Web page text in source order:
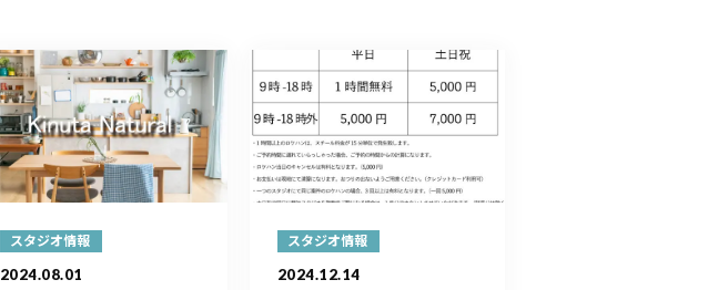
スタジオ情報
2024.08.01
スタジオ情報
2024.12.14